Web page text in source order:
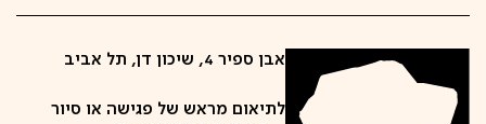
אבן ספיר 4, שיכון דן, תל אביב
לתיאום מראש של פגישה או סיור